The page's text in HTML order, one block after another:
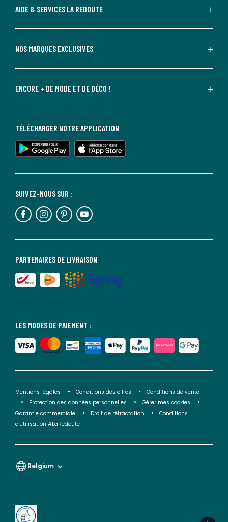
AIDE & SERVICES LA REDOUTE
NOS MARQUES EXCLUSIVES
ENCORE + DE MODE ET DE DÉCO !
LES MODES DE PAIEMENT :
PARTENAIRES DE LIVRAISON
SUIVEZ-NOUS SUR :
TÉLÉCHARGER NOTRE APPLICATION
Mentions légales Conditions des offres
Conditions de vente
Protection des données personnelles
Gérer mes cookies
Garantie commerciale
Droit de rétractation
Conditions
d'utilisation #LaRedoute
Belgium